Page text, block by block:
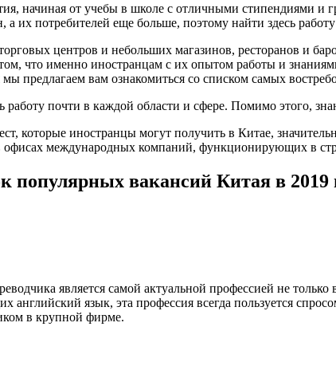
начиная от учебы в школе с отличными стипендиями и
их потребителей еще больше, поэтому найти здесь
центров и небольших магазинов, ресторанов и
что именно иностранцам с их опытом работы и
предлагаем вам ознакомиться со списком самых
почти в каждой области и сфере. Помимо этого,
которые иностранцы могут получить в Китае,
офисах международных компаний, функционирующих в
популярных вакансий Китая в 2019
является самой актуальной профессией не
язык, эта профессия всегда пользуется
в крупной фирме.